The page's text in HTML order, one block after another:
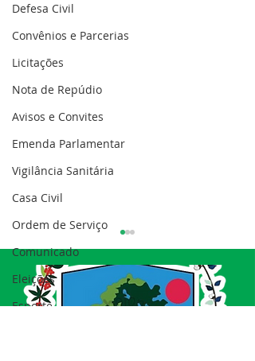
Defesa Civil
Convênios e Parcerias
Licitações
Nota de Repúdio
Avisos e Convites
Emenda Parlamentar
Vigilância Sanitária
Casa Civil
Ordem de Serviço
Comunicado
Eleições
Esporte